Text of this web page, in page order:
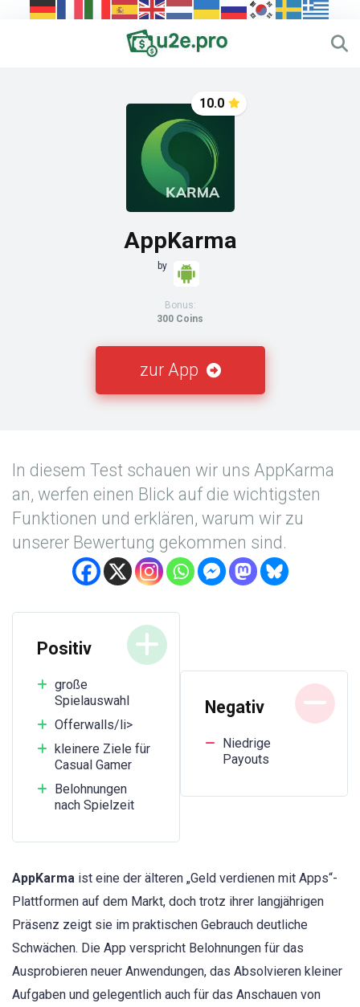
10.0
AppKarma
by
Bonus:
300 Coins
zur App
In diesem Test schauen wir uns AppKarma
an, werfen einen Blick auf die wichtigsten
Funktionen und erklären, warum wir zu
unserer Bewertung gekommen sind.
Positiv
große
Spielauswahl
Offerwalls/li>
kleinere Ziele für
Casual Gamer
Belohnungen
nach Spielzeit
Negativ
Niedrige
Payouts
AppKarma ist eine der älteren „Geld verdienen mit Apps“-
Plattformen auf dem Markt, doch trotz ihrer langjährigen
Präsenz zeigt sie im praktischen Gebrauch deutliche
Schwächen. Die App verspricht Belohnungen für das
Ausprobieren neuer Anwendungen, das Absolvieren kleiner
Aufgaben und gelegentlich auch für das Anschauen von